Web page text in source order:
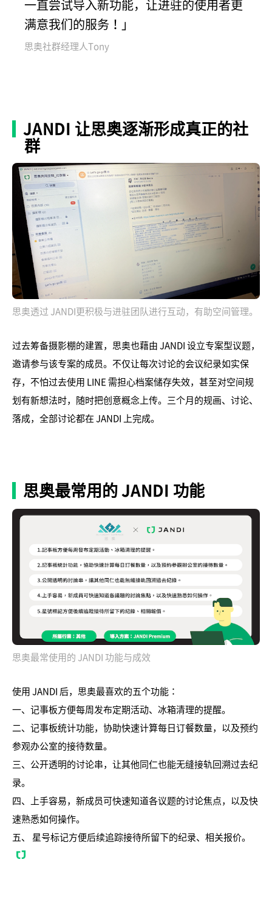
一直尝试导入新功能，让进驻的使用者更
满意我们的服务！」
思奥社群经理人Tony
JANDI 让思奥逐渐形成真正的社
群
思奥透过 JANDI更积极与进驻团队进行互动，有助空间管理。
过去筹备摄影棚的建置，思奥也藉由 JANDI 设立专案型议题，
邀请参与该专案的成员。不仅让每次讨论的会议纪录如实保
存，不怕过去使用 LINE 需担心档案储存失效，甚至对空间规
划有新想法时，随时把创意概念上传。三个月的规画、讨论、
落成，全部讨论都在 JANDI 上完成。
思奥最常用的 JANDI 功能
思奥最常使用的 JANDI 功能与成效
使用 JANDI 后，思奥最喜欢的五个功能：
一、记事板方便每周发布定期活动、冰箱清理的提醒。
二、记事板统计功能，协助快速计算每日订餐数量，以及预约
参观办公室的接待数量。
三、公开透明的讨论串，让其他同仁也能无缝接轨回溯过去纪
录。
四、上手容易，新成员可快速知道各议题的讨论焦点，以及快
速熟悉如何操作。
五、 星号标记方便后续追踪接待所留下的纪录、相关报价。